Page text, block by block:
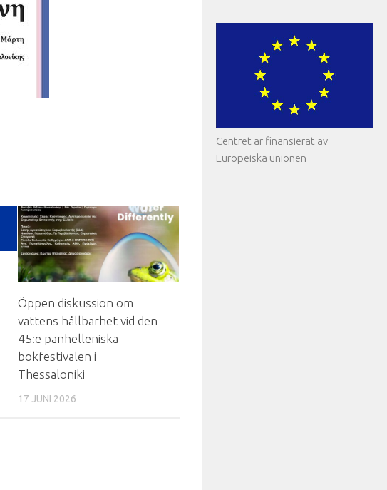
Öppen diskussion om
vattens hållbarhet vid den
45:e panhelleniska
bokfestivalen i
Thessaloniki
17 JUNI 2026
Centret är finansierat av
Europeiska unionen